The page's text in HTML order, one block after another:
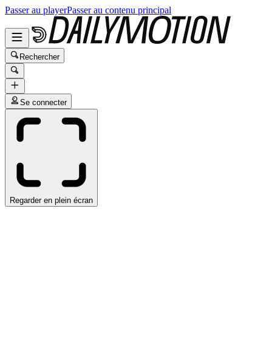
Passer au playerPasser au contenu principal
Rechercher
Se connecter
Regarder en plein écran